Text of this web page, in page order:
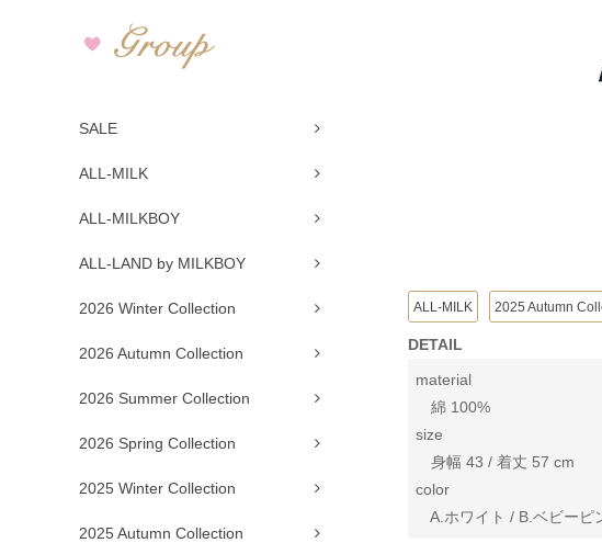
SALE
ALL-MILK
ALL-MILKBOY
ALL-LAND by MILKBOY
2026 Winter Collection
2026 Autumn Collection
2026 Summer Collection
2026 Spring Collection
2025 Winter Collection
2025 Autumn Collection
ALL-MILK 2025 Autumn
DETAIL
material
綿 100%
size
身幅 43 / 着丈 57 cm
color
A.ホワイト / B.ベビーピ